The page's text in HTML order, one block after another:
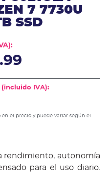
7 7730U
SSD
(incluido IVA):
el precio y puede variar según el
rendimiento, autonomía
para el uso diario.